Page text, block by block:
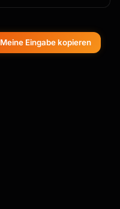
Meine Eingabe kopieren